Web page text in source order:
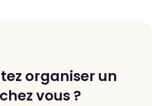
organiser un
vous ?